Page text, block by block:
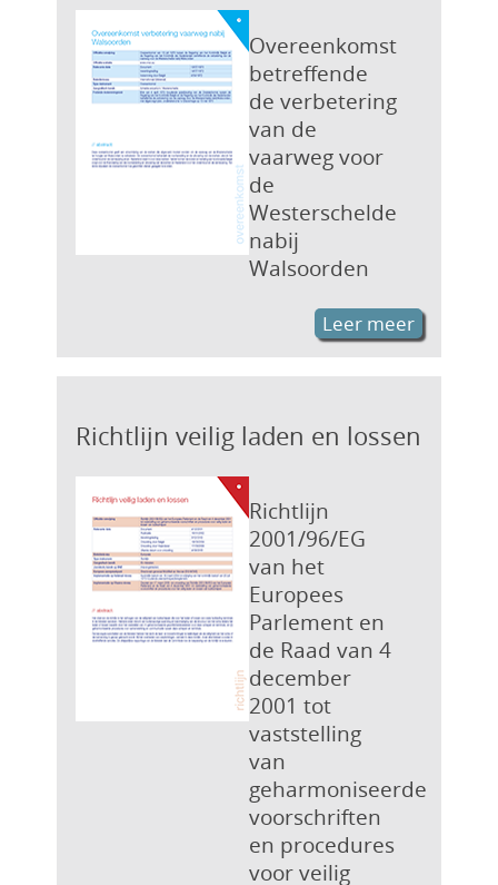
Overeenkomst
betreffende
de verbetering
van de
vaarweg voor
de
Westerschelde
nabij
Walsoorden
Leer meer
Richtlijn veilig laden en lossen
Richtlijn
2001/96/EG
van het
Europees
Parlement en
de Raad van 4
december
2001 tot
vaststelling
van
geharmoniseerde
voorschriften
en procedures
voor veilig